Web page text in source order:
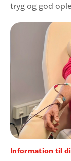
tryg og god
Information til